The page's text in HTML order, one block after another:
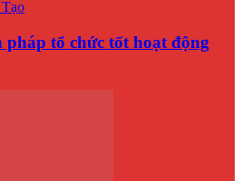
pháp tổ chức tốt hoạt động